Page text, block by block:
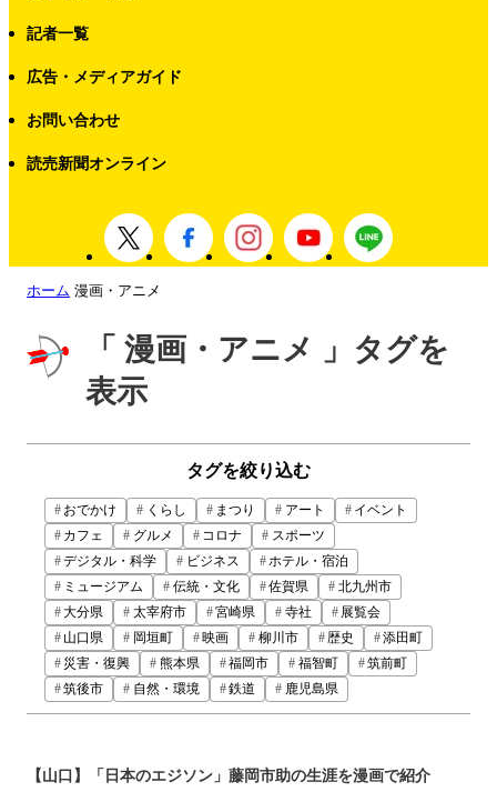
記者一覧
広告・メディアガイド
お問い合わせ
読売新聞オンライン
ホーム 漫画・アニメ
「 漫画・アニメ 」タグを
表示
タグを絞り込む
おでかけ くらし まつり アート
イベント
カフェ
グルメ コロナ
スポーツ
デジタル・科学
ビジネス
ホテル・宿泊
ミュージアム
伝統・文化 佐賀県
北九州市
大分県
太宰府市 宮崎県 寺社
展覧会
山口県
岡垣町 映画 柳川市 歴史
添田町
災害・復興
熊本県 福岡市 福智町
筑前町
筑後市
自然・環境 鉄道 鹿児島県
【山口】「日本のエジソン」藤岡市助の生涯を漫画で紹介